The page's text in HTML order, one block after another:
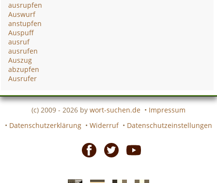
ausrupfen
Auswurf
anstupfen
Auspuff
ausruf
ausrufen
Auszug
abzupfen
Ausrufer
(c) 2009 - 2026 by wort-suchen.de • Impressum
• Datenschutzerklärung • Widerruf • Datenschutzeinstellungen